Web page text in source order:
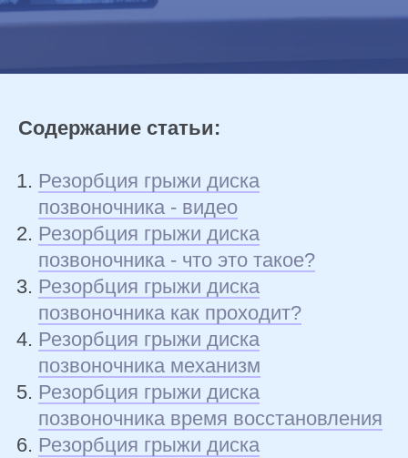
Содержание статьи:
Резорбция грыжи диска
позвоночника - видео
Резорбция грыжи диска
позвоночника - что это такое?
Резорбция грыжи диска
позвоночника как проходит?
Резорбция грыжи диска
позвоночника механизм
Резорбция грыжи диска
позвоночника время восстановления
Резорбция грыжи диска